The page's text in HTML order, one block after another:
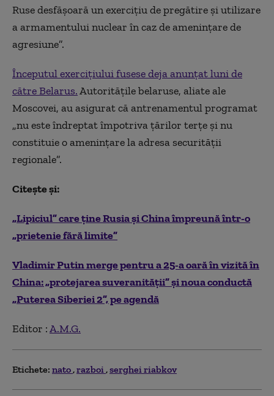
Ruse desfăşoară un exerciţiu de pregătire şi utilizare
a armamentului nuclear în caz de ameninţare de
agresiune”.
Începutul exerciţiului fusese deja anunţat luni de
către Belarus.Autorităţile belaruse, aliate ale
Moscovei, au asigurat că antrenamentul programat
„nu este îndreptat împotriva ţărilor terţe şi nu
constituie o ameninţare la adresa securităţii
regionale”.
Citește și:
„Lipiciul” care ține Rusia și China împreună într-o
„prietenie fără limite”
Vladimir Putin merge pentru a 25-a oară în vizită în
China: „protejarea suveranității” și noua conductă
„Puterea Siberiei 2”, pe agendă
Editor :A.M.G.
Etichete: nato razboi serghei riabkov